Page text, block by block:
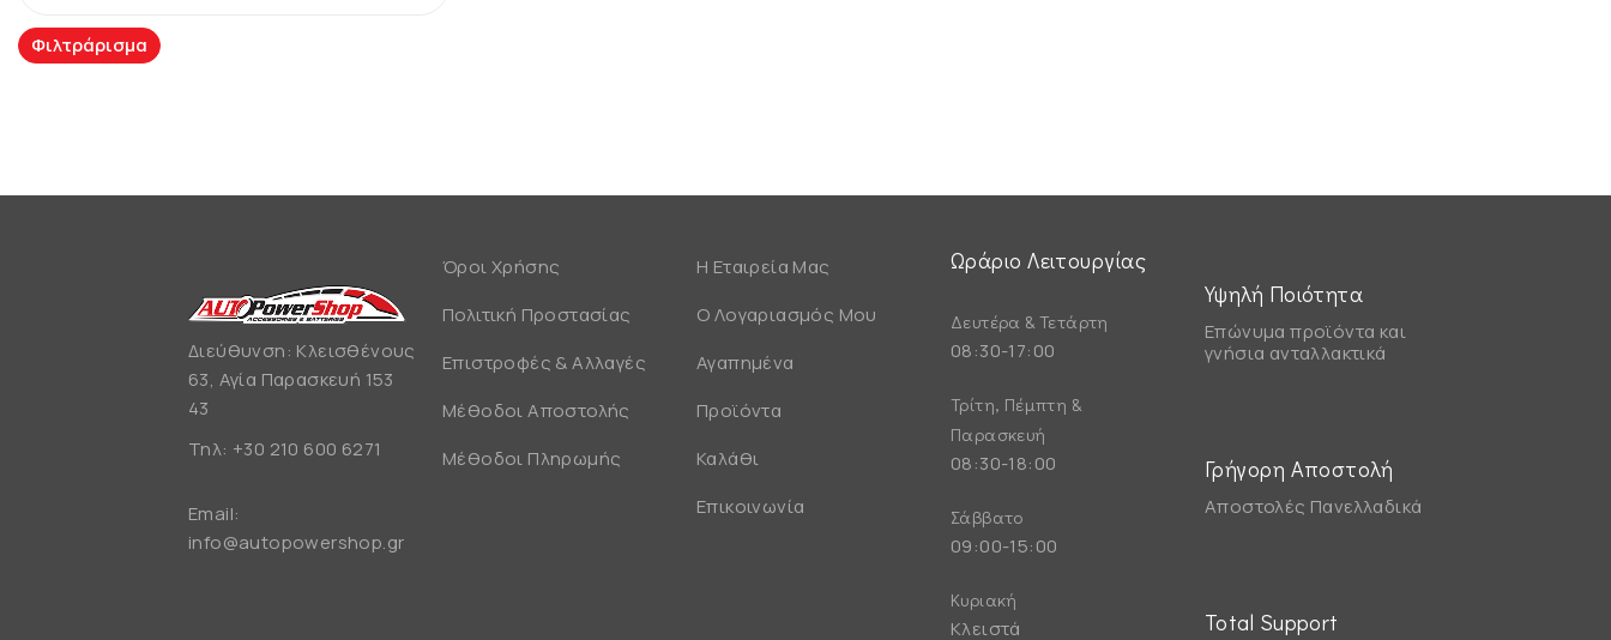
Φιλτράρισμα
Διεύθυνση: Κλεισθένους
63, Αγία Παρασκευή 153
43
Τηλ: +30 210 600 6271
Email:
info@autopowershop.gr
Όροι Χρήσης
Πολιτική Προστασίας
Επιστροφές & Αλλαγές
Μέθοδοι Αποστολής
Μέθοδοι Πληρωμής
Η Εταιρεία Μας
Ο Λογαριασμός Μου
Αγαπημένα
Προϊόντα
Καλάθι
Επικοινωνία
Ωράριο Λειτουργίας
Δευτέρα & Τετάρτη
08:30-17:00
Τρίτη, Πέμπτη &
Παρασκευή
08:30-18:00
Σάββατο
09:00-15:00
Κυριακή
Κλειστά
Υψηλή Ποιότητα
Επώνυμα προϊόντα και
γνήσια ανταλλακτικά
Γρήγορη Αποστολή
Αποστολές Πανελλαδικά
Total Support